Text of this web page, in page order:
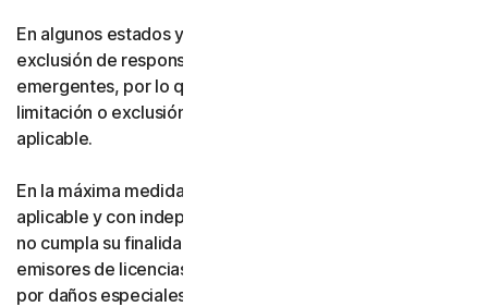
En algunos estados y países no se permite la limitación o
exclusión de responsabilidad por daños fortuitos o
emergentes, por lo que es posible que, en su caso, la
limitación o exclusión establecida a continuación no sea
aplicable.
En la máxima medida permitida por la legislación
aplicable y con independencia de que cualquier recurso
no cumpla su finalidad esencial, ni Gen ni nuestros
emisores de licencias serán responsables frente a usted
por daños especiales, consecuentes, indirectos o